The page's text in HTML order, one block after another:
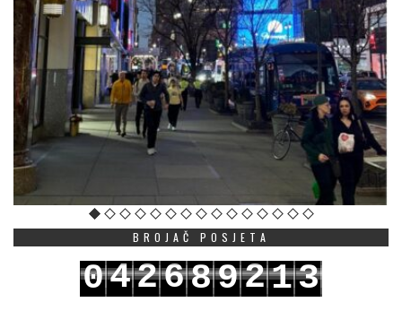
BROJAČ POSJETA
042689213